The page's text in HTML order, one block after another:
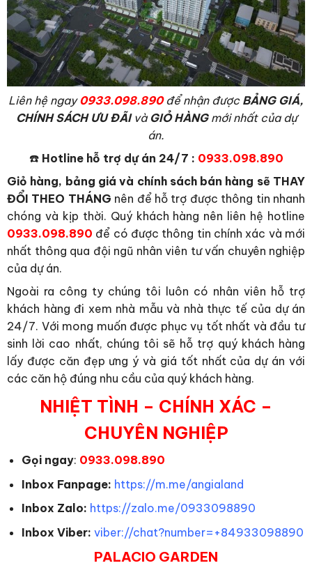
Liên hệ ngay 0933.098.890để nhận được BẢNG GIÁ,
CHÍNH SÁCH ƯU ĐÃIvàGIỎ HÀNGmới nhất của dự
án.
☎️Hotline hỗ trợ dự án 24/7 : 0933.098.890
Giỏ hàng, bảng giá và chính sách bán hàng sẽ THAY
ĐỔI THEO THÁNG nên để hỗ trợ được thông tin nhanh
chóng và kịp thời. Quý khách hàng nên liên hệ hotline
0933.098.890 để có được thông tin chính xác và mới
nhất thông qua đội ngũ nhân viên tư vấn chuyên nghiệp
của dự án.
Ngoài ra công ty chúng tôi luôn có nhân viên hỗ trợ
khách hàng đi xem nhà mẫu và nhà thực tế của dự án
24/7. Với mong muốn được phục vụ tốt nhất và đầu tư
sinh lời cao nhất, chúng tôi sẽ hỗ trợ quý khách hàng
lấy được căn đẹp ưng ý và giá tốt nhất của dự án với
các căn hộ đúng nhu cầu của quý khách hàng.
NHIỆT TÌNH – CHÍNH XÁC –
CHUYÊN NGHIỆP
Gọi ngay: 0933.098.890
Inbox Fanpage: https://m.me/angialand
Inbox Zalo: https://zalo.me/0933098890
Inbox Viber: viber://chat?number=+84933098890
PALACIO GARDEN